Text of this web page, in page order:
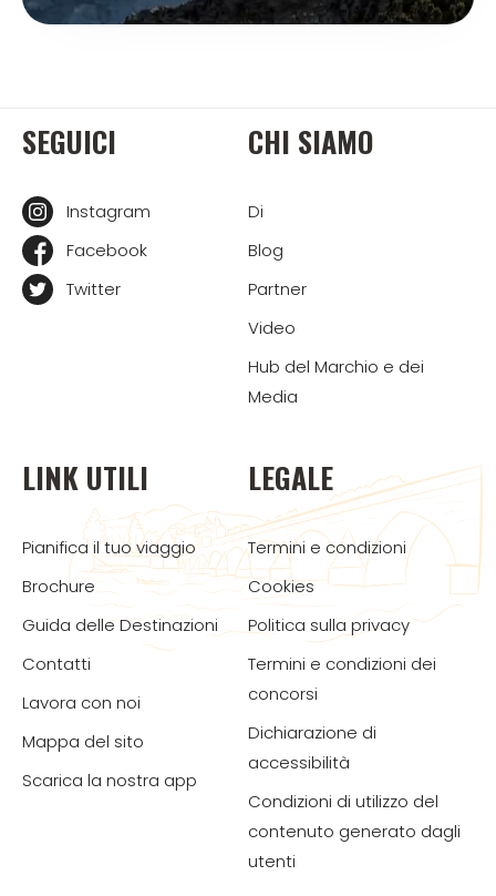
SEGUICI
Instagram
Facebook
Twitter
CHI SIAMO
Di
Blog
Partner
Video
Hub del Marchio e dei
Media
LINK UTILI
Pianifica il tuo viaggio
Brochure
Guida delle Destinazioni
Contatti
Lavora con noi
Mappa del sito
Scarica la nostra app
LEGALE
Termini e condizioni
Cookies
Politica sulla privacy
Termini e condizioni dei
concorsi
Dichiarazione di
accessibilità
Condizioni di utilizzo del
contenuto generato dagli
utenti